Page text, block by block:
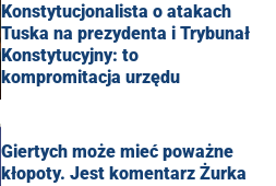
Konstytucjonalista o atakach
Tuska na prezydenta i Trybunał
Konstytucyjny: to
kompromitacja urzędu
Giertych może mieć poważne
kłopoty. Jest komentarz Żurka